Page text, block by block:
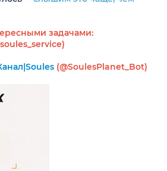
задачами:
(@SoulesPlanet_Bot)